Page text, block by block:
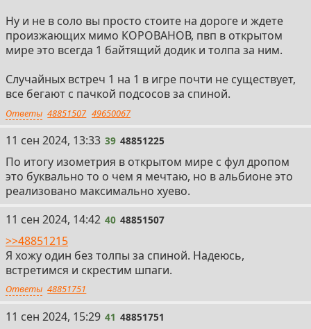
Ну и не в соло вы просто стоите на дороге и ждете
произжающих мимо КОРОВАНОВ, пвп в открытом
мире это всегда 1 байтящий додик и толпа за ним.
Случайных встреч 1 на 1 в игре почти не существует,
все бегают с пачкой подсосов за спиной.
Ответы 48851507 49650067
39
11 сен 2024, 13:33 39 48851225
По итогу изометрия в открытом мире с фул дропом
это буквально то о чем я мечтаю, но в альбионе это
реализовано максимально хуево.
40
11 сен 2024, 14:42 40 48851507
>>48851215
Я хожу один без толпы за спиной. Надеюсь,
встретимся и скрестим шпаги.
Ответы 48851751
41
11 сен 2024, 15:29 41 48851751